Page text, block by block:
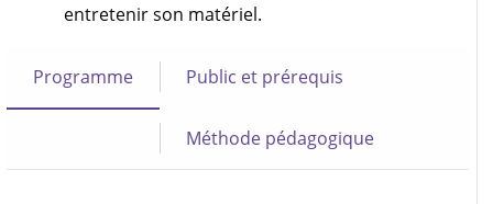
entretenir son matériel.
Programme Public et prérequis
Méthode pédagogique